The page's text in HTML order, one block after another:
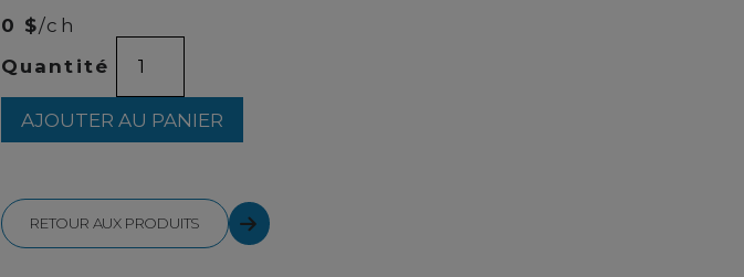
0 $/ch
Quantité
de
CRIANZA
750ML
AJOUTER AU PANIER
RETOUR AUX PRODUITS